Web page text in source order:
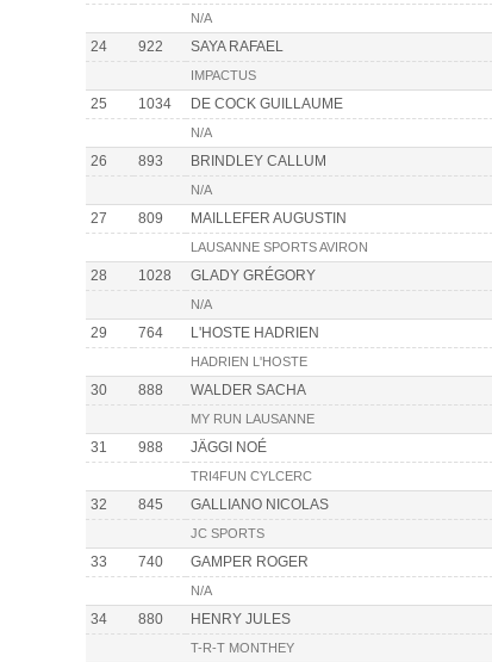
N/A
24 922 SAYA RAFAEL
IMPACTUS
25 1034 DE COCK GUILLAUME
N/A
26 893 BRINDLEY CALLUM
N/A
27 809 MAILLEFER AUGUSTIN
LAUSANNE SPORTS AVIRON
28 1028 GLADY GRÉGORY
N/A
29 764 L'HOSTE HADRIEN
HADRIEN L'HOSTE
30 888 WALDER SACHA
MY RUN LAUSANNE
31 988 JÄGGI NOÉ
TRI4FUN CYLCERC
32 845 GALLIANO NICOLAS
JC SPORTS
33 740 GAMPER ROGER
N/A
34 880 HENRY JULES
T-R-T MONTHEY